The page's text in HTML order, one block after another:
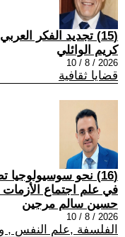
(15) تجديد الفكر العربي عند زكي نجيب محمود
كريم الوائلي
2026 / 8 / 10
قضايا ثقافية
(16) نحو سوسيولوجيا
في علم اجتماع الأزمات
حسين سالم مرجين
2026 / 8 / 10
الفلسفة ,علم النفس ,